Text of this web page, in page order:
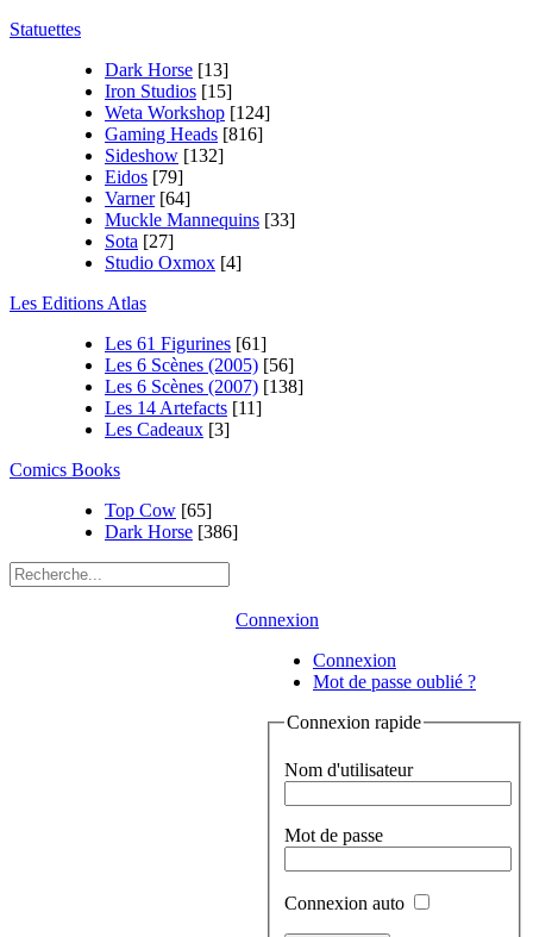
Statuettes
Dark Horse [13]
Iron Studios [15]
Weta Workshop [124]
Gaming Heads [816]
Sideshow [132]
Eidos [79]
Varner [64]
Muckle Mannequins [33]
Sota [27]
Studio Oxmox [4]
Les Editions Atlas
Les 61 Figurines [61]
Les 6 Scènes (2005) [56]
Les 6 Scènes (2007) [138]
Les 14 Artefacts [11]
Les Cadeaux [3]
Comics Books
Top Cow [65]
Dark Horse [386]
Connexion
Connexion
Mot de passe oublié ?
Connexion rapide
Nom d'utilisateur
Mot de passe
Connexion auto